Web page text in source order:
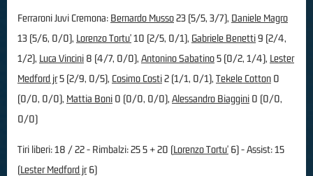
Ferraroni Juvi Cremona: Bernardo Musso23 (5/5, 3/7), Daniele Magro
13 (5/6, 0/0), Lorenzo Tortu'10 (2/5, 0/1), Gabriele Benetti9 (2/4,
1/2), Luca Vincini 8 (4/7, 0/0), Antonino Sabatino5 (0/2, 1/4), Lester
Medford jr5 (2/9, 0/5), Cosimo Costi2 (1/1, 0/1), Tekele Cotton 0
(0/0, 0/0), Mattia Boni 0 (0/0, 0/0), Alessandro Biaggini 0 (0/0,
0/0)
Tiri liberi: 18 / 22 - Rimbalzi: 25 5 + 20 (Lorenzo Tortu' 6) - Assist: 15
(Lester Medford jr6)